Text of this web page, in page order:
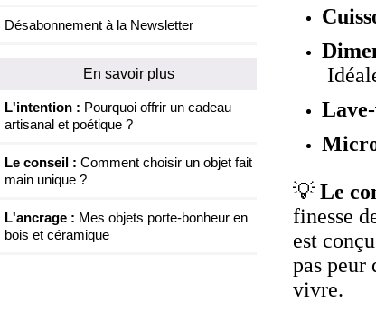
Désabonnement à la Newsletter
En savoir plus
L'intention : Pourquoi offrir un cadeau
artisanal et poétique ?
Le conseil : Comment choisir un objet fait
main unique ?
L'ancrage : Mes objets porte-bonheur en
bois et céramique
💡 Le
finesse
est
pas peur
vivre.